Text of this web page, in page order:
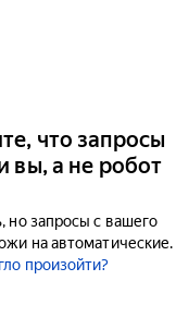
что запросы
вы, а не робот
но запросы с вашего
на автоматические.
произойти?